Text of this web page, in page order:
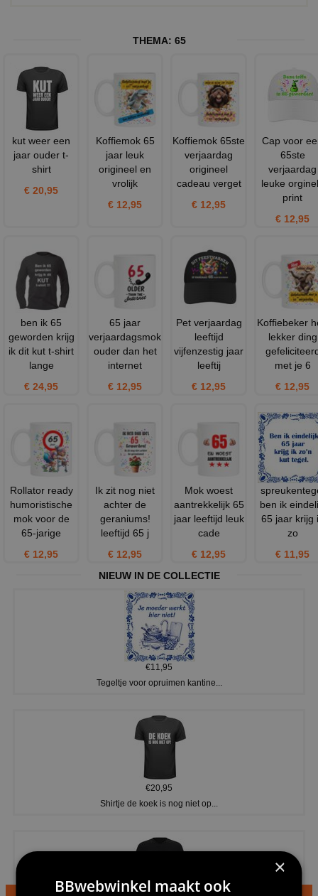
THEMA: 65
kut weer een
jaar ouder t-
shirt
€ 20,95
Koffiemok 65
jaar leuk
origineel en
vrolijk
€ 12,95
Koffiemok 65ste
verjaardag
origineel
cadeau verget
€ 12,95
Cap voor
65ste
verjaardag
leuke
print
€ 12,95
ben ik 65
geworden krijg
ik dit kut t-shirt
lange
€ 24,95
65 jaar
verjaardagsmok
ouder dan het
internet
€ 12,95
Pet verjaardag
leeftijd
vijfenzestig jaar
leeftij
€ 12,95
Koffiebeker
lekker ding
met je 6
€ 12,95
Rollator ready
humoristische
mok voor de
65-jarige
€ 12,95
Ik zit nog niet
achter de
geraniums!
leeftijd 65 j
€ 12,95
Mok woest
aantrekkelijk 65
jaar leeftijd leuk
cade
€ 12,95
ben ik
65 jaar krijg
zo
€ 11,95
NIEUW IN DE COLLECTIE
€11,95
Tegeltje voor opruimen kantine...
€20,95
Shirtje de koek is nog niet op...
×
BBwebwinkel maakt ook